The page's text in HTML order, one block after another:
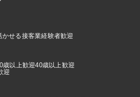
かせる接客業経験者歓迎
歳以上歓迎40歳以上歓迎
迎